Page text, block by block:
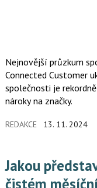
Nejnovější průzkum
Connected Customer
společnosti je
nároky na značky.
REDAKCE 13. 11. 2024
Jakou představu mají Češi o ideálním
čistém